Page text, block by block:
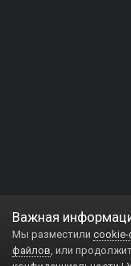
Важная
Мы разместили
файлов, или